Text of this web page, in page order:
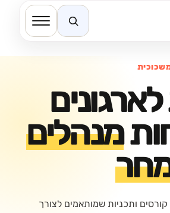
מנהלים
מחר
ותכניות שמותאמים לצורך